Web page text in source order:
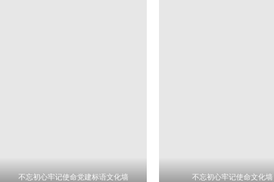
不忘初心牢记使命党建标语文化墙 不忘初心牢记使命文化墙